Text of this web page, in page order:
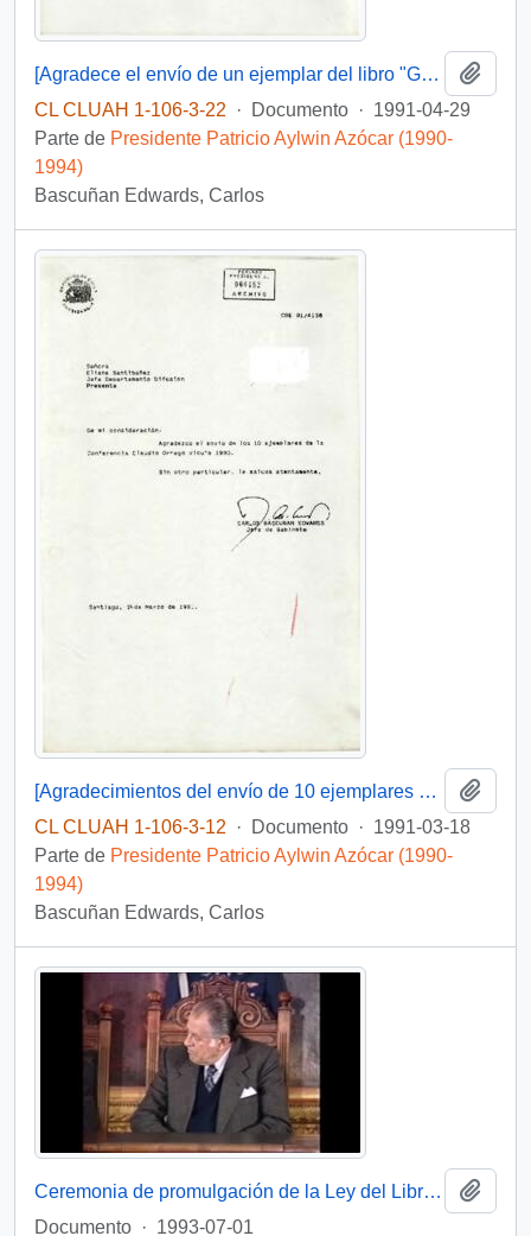
[Agradece el envío de un ejemplar del libro "Gramsci, la Ciudad Futura"]
CL CLUAH 1-106-3-22
· Documento · 1991-04-29
Parte de Presidente Patricio Aylwin Azócar (1990-
1994)
Bascuñan Edwards, Carlos
[Agradecimientos del envío de 10 ejemplares de la conferencia de Claudio Orrego Vicuña 1990]
CL CLUAH 1-106-3-12
· Documento · 1991-03-18
Parte de Presidente Patricio Aylwin Azócar (1990-
1994)
Bascuñan Edwards, Carlos
Ceremonia de promulgación de la Ley del Libro : video
Documento · 1993-07-01